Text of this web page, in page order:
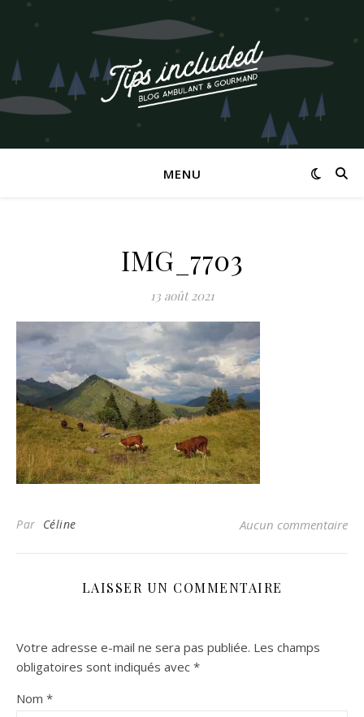
MENU
IMG_7703
13 août 2021
Par Céline Aucun commentaire
LAISSER UN COMMENTAIRE
Votre adresse e-mail ne sera pas publiée. Les champs
obligatoires sont indiqués avec *
Nom *